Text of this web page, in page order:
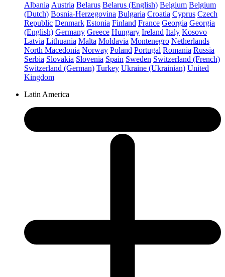
Albania Austria Belarus Belarus (English) Belgium Belgium
(Dutch) Bosnia-Herzegovina Bulgaria Croatia Cyprus Czech
Republic Denmark Estonia Finland France Georgia Georgia
(English) Germany Greece Hungary Ireland Italy Kosovo
Latvia Lithuania Malta Moldavia Montenegro Netherlands
North Macedonia Norway Poland Portugal Romania Russia
Serbia Slovakia Slovenia Spain Sweden Switzerland (French)
Switzerland (German) Turkey Ukraine (Ukrainian) United
Kingdom
Latin America